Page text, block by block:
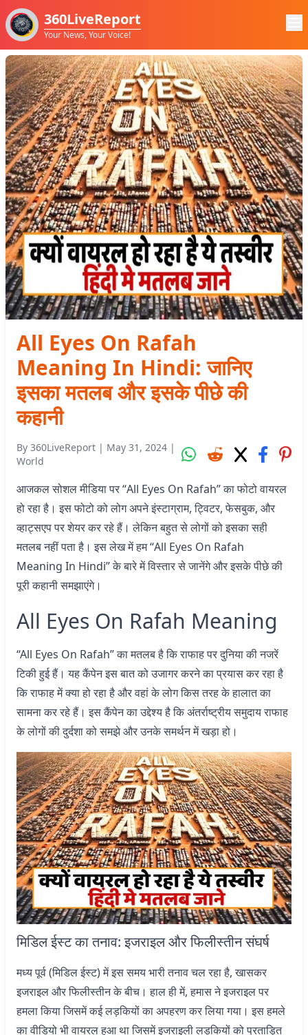
360LiveReport
Your News, Your Voice!
All Eyes On Rafah
Meaning In Hindi: जानिए
इसका मतलब और इसके पीछे की
कहानी
By 360LiveReport | May 31, 2024 |
World
आजकल सोशल मीडिया पर “All Eyes On Rafah” का फोटो वायरल
हो रहा है। इस फोटो को लोग अपने इंस्टाग्राम, ट्विटर, फेसबुक, और
व्हाट्सएप पर शेयर कर रहे हैं। लेकिन बहुत से लोगों को इसका सही
मतलब नहीं पता है। इस लेख में हम “All Eyes On Rafah
Meaning In Hindi” के बारे में विस्तार से जानेंगे और इसके पीछे की
पूरी कहानी समझाएंगे।
All Eyes On Rafah Meaning
“All Eyes On Rafah” का मतलब है कि राफाह पर दुनिया की नजरें
टिकी हुई हैं। यह कैंपेन इस बात को उजागर करने का प्रयास कर रहा है
कि राफाह में क्या हो रहा है और वहां के लोग किस तरह के हालात का
सामना कर रहे हैं। इस कैंपेन का उद्देश्य है कि अंतर्राष्ट्रीय समुदाय राफाह
के लोगों की दुर्दशा को समझे और उनके समर्थन में खड़ा हो।
मिडिल ईस्ट का तनाव: इजराइल और फिलीस्तीन संघर्ष
मध्य पूर्व (मिडिल ईस्ट) में इस समय भारी तनाव चल रहा है, खासकर
इजराइल और फिलीस्तीन के बीच। हाल ही में, हमास ने इजराइल पर
हमला किया जिसमें कई लड़कियों का अपहरण कर लिया गया। इस हमले
का वीडियो भी वायरल हुआ था जिसमें इजराइली लड़कियों को प्रताड़ित